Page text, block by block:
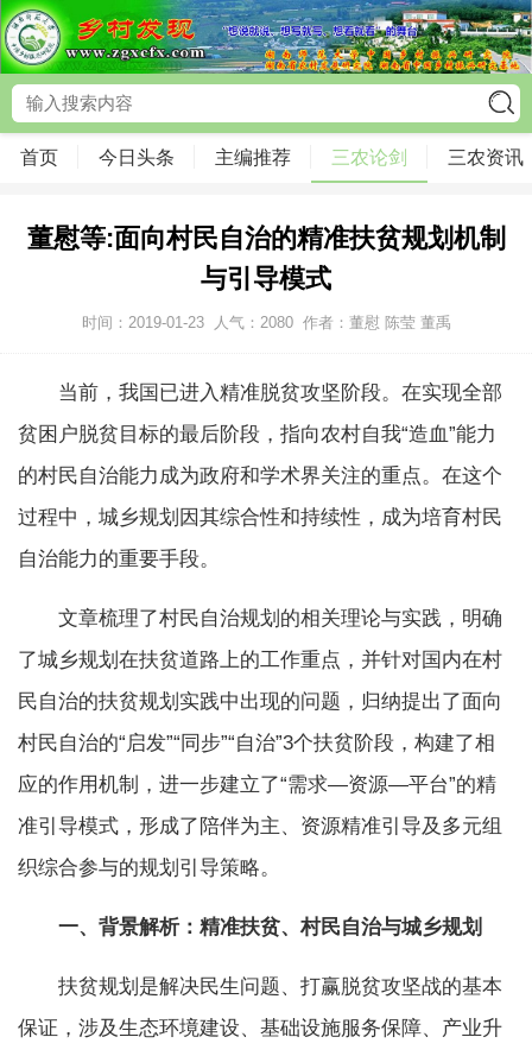
首页 今日头条 主编推荐 三农论剑 三农资讯
董慰等:面向村民自治的精准扶贫规划机制
与引导模式
时间：2019-01-23 人气： 2080 作者：董慰 陈莹 董禹
当前，我国已进入精准脱贫攻坚阶段。在实现全部
贫困户脱贫目标的最后阶段，指向农村自我“造血”能力
的村民自治能力成为政府和学术界关注的重点。在这个
过程中，城乡规划因其综合性和持续性，成为培育村民
自治能力的重要手段。
文章梳理了村民自治规划的相关理论与实践，明确
了城乡规划在扶贫道路上的工作重点，并针对国内在村
民自治的扶贫规划实践中出现的问题，归纳提出了面向
村民自治的“启发”“同步”“自治”3个扶贫阶段，构建了相
应的作用机制，进一步建立了“需求—资源—平台”的精
准引导模式，形成了陪伴为主、资源精准引导及多元组
织综合参与的规划引导策略。
一、背景解析： 精准扶贫、村民自治与城乡规划
扶贫规划是解决民生问题、打赢脱贫攻坚战的基本
保证，涉及生态环境建设、基础设施服务保障、产业升